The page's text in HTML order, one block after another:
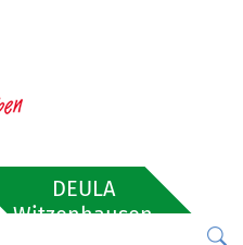
DEULA
Witzenhausen